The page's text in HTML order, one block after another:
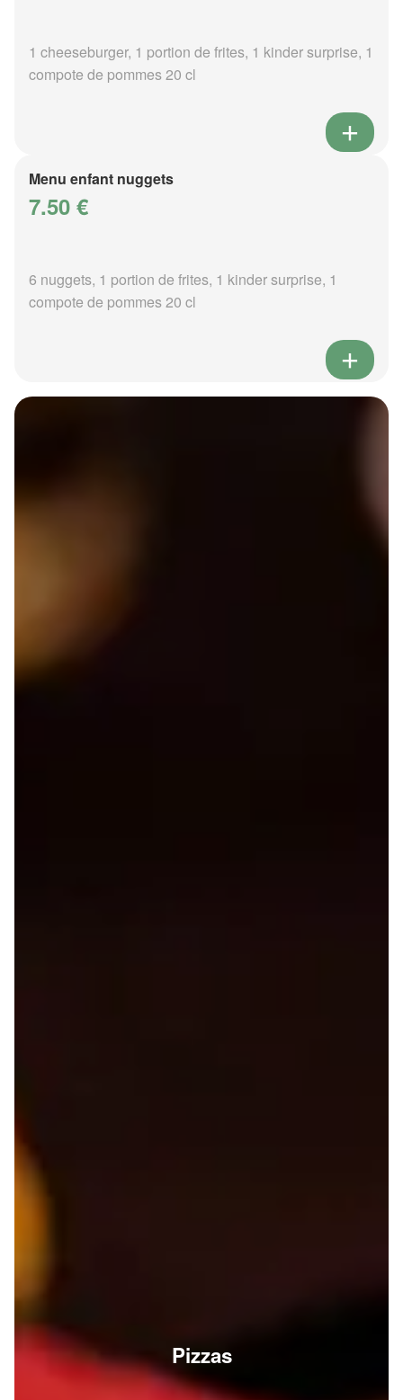
1 cheeseburger, 1 portion de frites, 1 kinder surprise, 1
compote de pommes 20 cl
Menu enfant nuggets
7.50 €
6 nuggets, 1 portion de frites, 1 kinder surprise, 1
compote de pommes 20 cl
Pizzas